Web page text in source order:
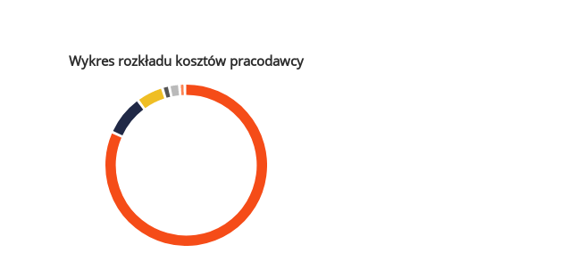
Wykres rozkładu kosztów pracodawcy